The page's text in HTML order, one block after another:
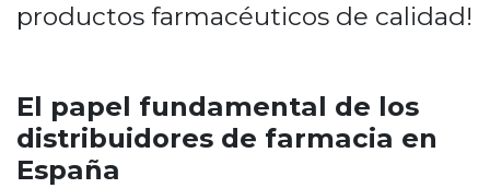
productos farmacéuticos de calidad!
El papel fundamental de los
distribuidores de farmacia en
España